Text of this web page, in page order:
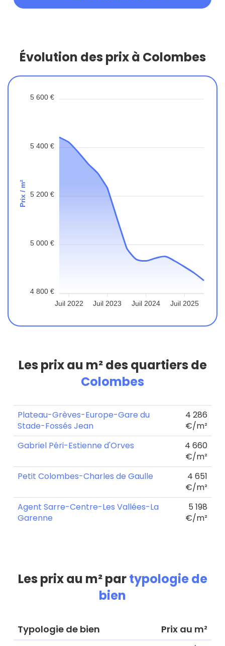
Évolution des prix à Colombes
5 600 €
5 400 €
5 200 €
5 000 €
4 800 €
Prix / m²
Juil 2022 Juil 2023 Juil 2024 Juil 2025
Les prix au m² des quartiers de
Colombes
Plateau-Grèves-Europe-Gare du
Stade-Fossés Jean
4 286
€/m²
Gabriel Péri-Estienne d'Orves
4 660
€/m²
Petit Colombes-Charles de Gaulle
4 651
€/m²
Agent Sarre-Centre-Les Vallées-La
Garenne
5 198
€/m²
Les prix au m² partypologie de
bien
Typologie de bien Prix au m²